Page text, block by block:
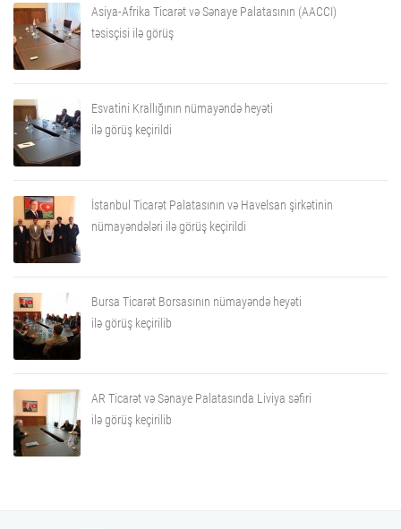
Asiya-Afrika Ticarət və Sənaye Palatasının (AACCI)
təsisçisi ilə görüş
Esvatini Krallığının nümayəndə heyəti
ilə görüş keçirildi
İstanbul Ticarət Palatasının və Havelsan şirkətinin
nümayəndələri ilə görüş keçirildi
Bursa Ticarət Borsasının nümayəndə heyəti
ilə görüş keçirilib
AR Ticarət və Sənaye Palatasında Liviya səfiri
ilə görüş keçirilib